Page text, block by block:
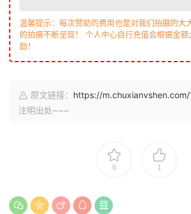
温馨提示：每次赞助的费用也是对我们拍摄的大
的拍摄不断呈现！ 个人中心自行充值会根据金
励！
原文链接： https://
注明出处~~~
6 1